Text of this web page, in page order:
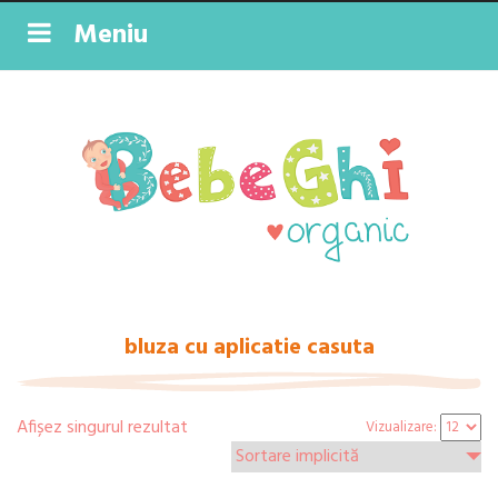
Meniu
bluza cu aplicatie casuta
Afișez singurul rezultat Vizualizare: